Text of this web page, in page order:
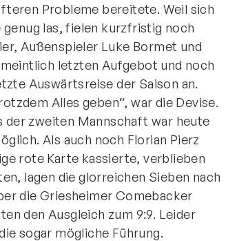
Probleme bereitete. Weil sich
las, fielen kurzfristig noch
Außenspieler Luke Bormet und
letzten Aufgebot und noch
Auswärtsreise der Saison an.
Alles geben“, war die Devise.
der zweiten Mannschaft war heute
Als auch noch Florian Pierz
rote Karte kassierte, verblieben
lagen die glorreichen Sieben nach
die Griesheimer Comebacker
den Ausgleich zum 9:9. Leider
sogar mögliche Führung.